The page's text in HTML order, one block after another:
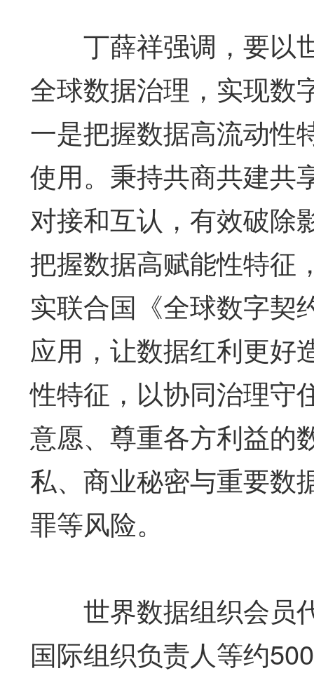
丁薛祥强调，要以
全球数据治理，实现数
一是把握数据高流动性
使用。秉持共商共建共
对接和互认，有效破除
把握数据高赋能性特征
实联合国《全球数字契
应用，让数据红利更好
性特征，以协同治理守
意愿、尊重各方利益的
私、商业秘密与重要数
罪等风险。
世界数据组织会员
国际组织负责人等约